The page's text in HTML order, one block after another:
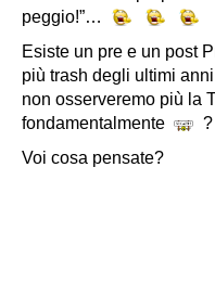
peggio!”…
Esiste un pre e un post
più trash degli ultimi
non osserveremo più la
fondamentalmente
?
Voi cosa pensate?